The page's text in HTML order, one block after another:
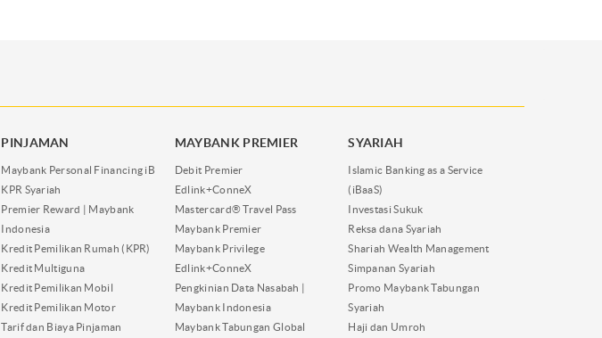
PINJAMAN
Maybank Personal Financing iB
KPR Syariah
Premier Reward | Maybank
Indonesia
Kredit Pemilikan Rumah (KPR)
Kredit Multiguna
Kredit Pemilikan Mobil
Kredit Pemilikan Motor
Tarif dan Biaya Pinjaman
MAYBANK PREMIER
Debit Premier
Edlink+ConneX
Mastercard® Travel Pass
Maybank Premier
Maybank Privilege
Edlink+ConneX
Pengkinian Data Nasabah |
Maybank Indonesia
Maybank Tabungan Global
SYARIAH
Islamic Banking as a Service
(iBaaS)
Investasi Sukuk
Reksa dana Syariah
Shariah Wealth Management
Simpanan Syariah
Promo Maybank Tabungan
Syariah
Haji dan Umroh